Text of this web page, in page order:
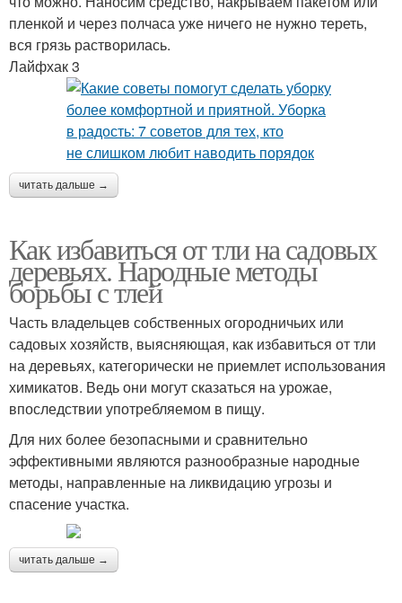
пленкой и через полчаса уже ничего не нужно тереть,
вся грязь растворилась.
Лайфхак 3
читать дальше →
Как избавиться от тли на садовых
деревьях. Народные методы
борьбы с тлей
Часть владельцев собственных огородничьих или
садовых хозяйств, выясняющая, как избавиться от тли
на деревьях, категорически не приемлет использования
химикатов. Ведь они могут сказаться на урожае,
впоследствии употребляемом в пищу.
Для них более безопасными и сравнительно
эффективными являются разнообразные народные
методы, направленные на ликвидацию угрозы и
спасение участка.
читать дальше →